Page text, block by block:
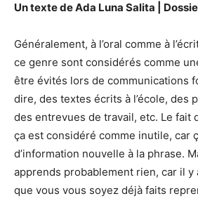
Un texte de Ada Luna Salita |
Généralement, à l’oral comme à
ce genre sont considérés comme
être évités lors de communications
dire, des textes écrits à l’école, des
des entrevues de travail, etc. Le fait
ça est considéré comme inutile, car
d’information nouvelle à la phrase.
apprends probablement rien, car il y
que vous vous soyez déjà faits